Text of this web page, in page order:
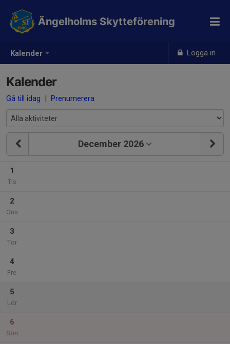
Kalender Logga in
Ängelholms Skytteförening
Kalender
Gå till idag | Prenumerera
December 2026
1
Tis
2
Ons
3
Tor
4
Fre
5
Lör
6
Sön